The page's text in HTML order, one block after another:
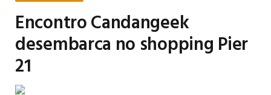
Encontro Candangeek
desembarca no shopping Pier
21